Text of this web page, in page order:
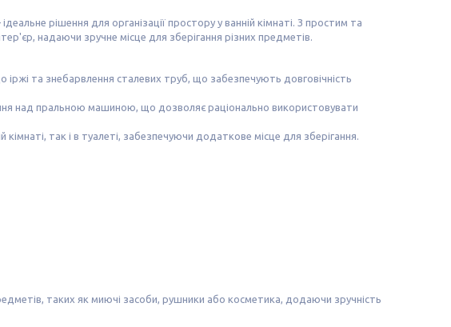
рішення для організації простору у ванній кімнаті. З простим та
надаючи зручне місце для зберігання різних предметів.
іржі та знебарвлення сталевих труб, що забезпечують довговічність
над пральною машиною, що дозволяє раціонально використовувати
кімнаті, так і в туалеті, забезпечуючи додаткове місце для зберігання.
таких як миючі засоби, рушники або косметика, додаючи зручність